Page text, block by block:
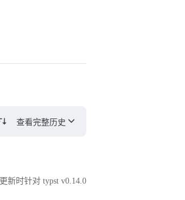
查看完整历史
更新时针对 typst v0.14.0